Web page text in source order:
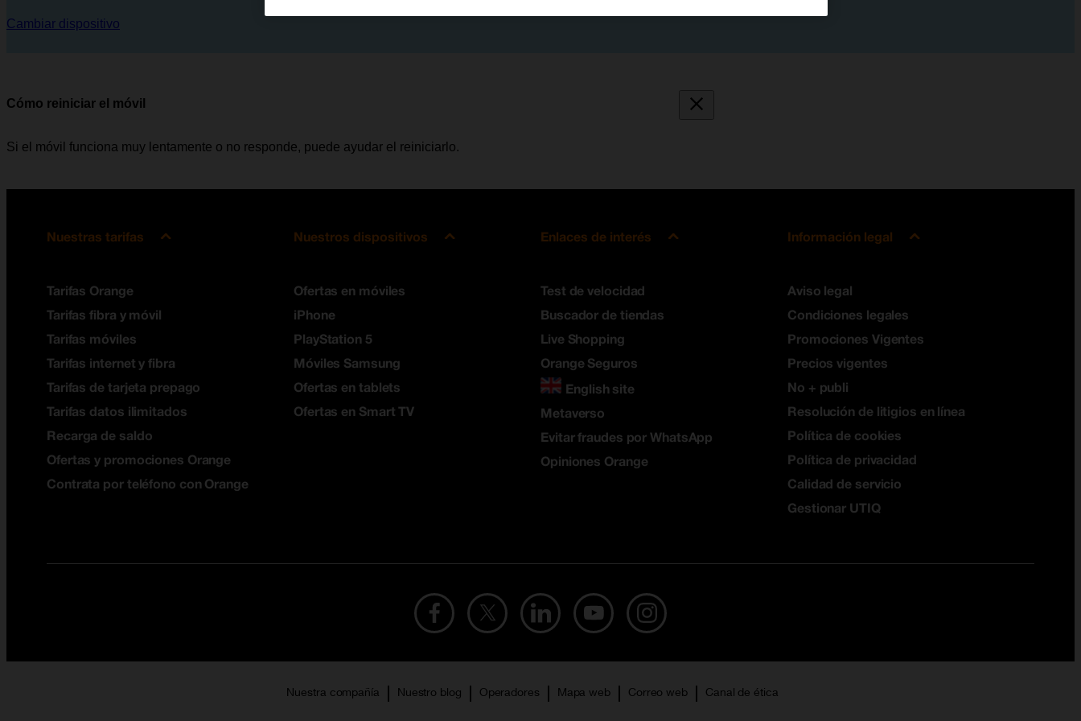
Cambiar dispositivo
Cómo reiniciar el móvil
Si el móvil funciona muy lentamente o no responde, puede ayudar el reiniciarlo.
Nuestras tarifas
Tarifas Orange
Tarifas fibra y móvil
Tarifas móviles
Tarifas internet y fibra
Tarifas de tarjeta prepago
Tarifas datos ilimitados
Recarga de saldo
Ofertas y promociones Orange
Contrata por teléfono con Orange
Nuestros dispositivos
Ofertas en móviles
iPhone
PlayStation 5
Móviles Samsung
Ofertas en tablets
Ofertas en Smart TV
Enlaces de interés
Test de velocidad
Buscador de tiendas
Live Shopping
Orange Seguros
English site
Metaverso
Evitar fraudes por WhatsApp
Opiniones Orange
Información legal
Aviso legal
Condiciones legales
Promociones Vigentes
Precios vigentes
No + publi
Resolución de litigios en línea
Política de cookies
Política de privacidad
Calidad de servicio
Gestionar UTIQ
Nuestra compañía Nuestro blog Operadores Mapa web Correo web Canal de ética